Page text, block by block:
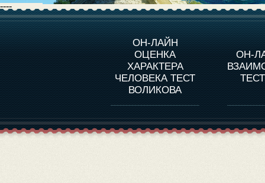
----
ОН-ЛАЙН
ОЦЕНКА
ХАРАКТЕРА
ЧЕЛОВЕКА ТЕСТ
ВОЛИКОВА
ОН-
О ПРОГРАММЕ
ОЦЕНКА ХАРАКТЕРA
ЧЕЛОВЕКА
ОЦЕНКА ХАРАКТЕРА
ВЫДАЮЩИХСЯ
ЛИЧНОСТЕЙ